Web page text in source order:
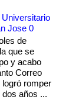
Universitario
Jose 0
de
que se
y acabo
Correo
romper
años ...